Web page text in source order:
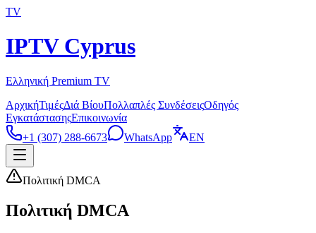
TV
IPTV Cyprus
Ελληνική Premium TV
ΑρχικήΤιμέςΔιά ΒίουΠολλαπλές ΣυνδέσειςΟδηγός
ΕγκατάστασηςΕπικοινωνία
+1 (307) 288-6673
WhatsApp EN
Πολιτική DMCA
Πολιτική DMCA